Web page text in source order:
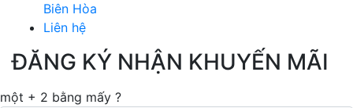
Biên Hòa
Liên hệ
ĐĂNG KÝ NHẬN KHUYẾN MÃI
một + 2 bằng mấy ?